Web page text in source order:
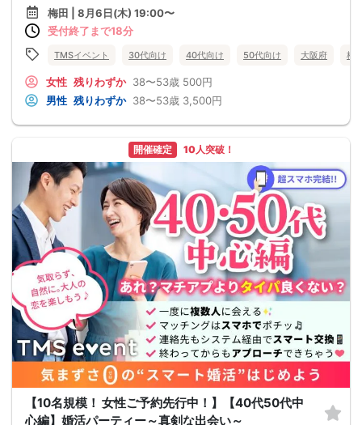
梅田 | 8月6日(木) 19:00〜
受付終了まで18分
TMSイベント 30代向け 40代向け 50代向け 大阪府 梅
女性 残りわずか 38〜53歳 500円
男性 残りわずか 38〜53歳 3,500円
開催確定 10人突破！
【10名規模！ 女性ご予約先行中！】【40代50代中
心編】婚活パーティー～真剣な出会い～